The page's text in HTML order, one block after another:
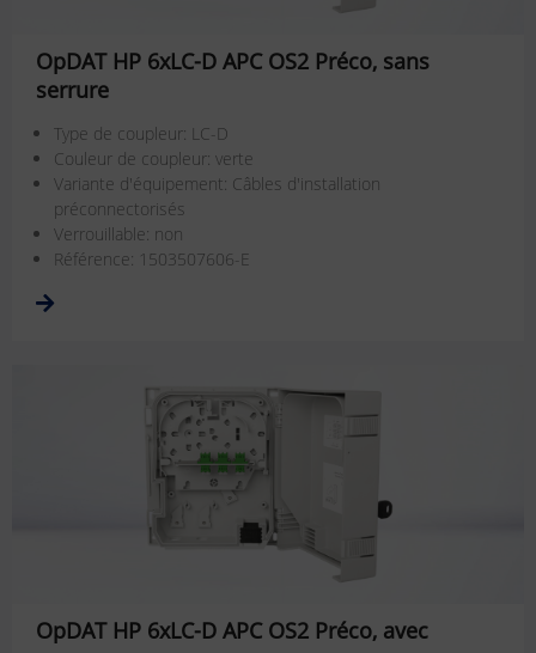
OpDAT HP 6xLC-D APC OS2 Préco, sans
serrure
Type de coupleur: LC-D
Couleur de coupleur: verte
Variante d'équipement: Câbles d'installation
préconnectorisés
Verrouillable: non
Référence: 1503507606-E
OpDAT HP 6xLC-D APC OS2 Préco, avec